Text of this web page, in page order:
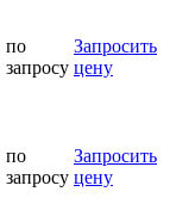
по
запросу
Запросить
цену
по
запросу
Запросить
цену